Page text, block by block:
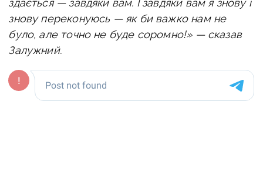
здається — завдяки вам. І завдяки вам я знову і
знову переконуюсь — як би важко нам не
було, але точно не буде соромно!» — сказав
Залужний.